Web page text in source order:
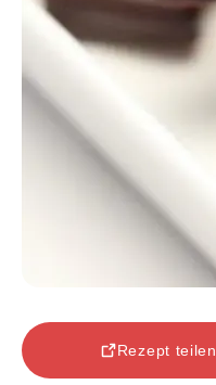
Rezept teilen